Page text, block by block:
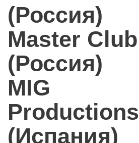
(Россия)
Master Club
(Россия)
MIG
Productions
(Испания)